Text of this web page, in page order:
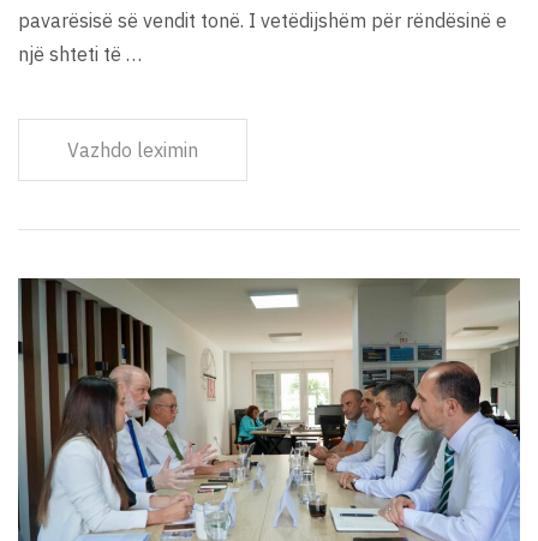
pavarësisë së vendit tonë. I vetëdijshëm për rëndësinë e
një shteti të …
Vazhdo leximin